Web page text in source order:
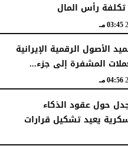
رأس المال
03:45 مـ
الأصول الرقمية الإيرانية
المشفرة إلى جزء...
04:56 مـ
حول عقود الذكاء
يعيد تشكيل قرارات